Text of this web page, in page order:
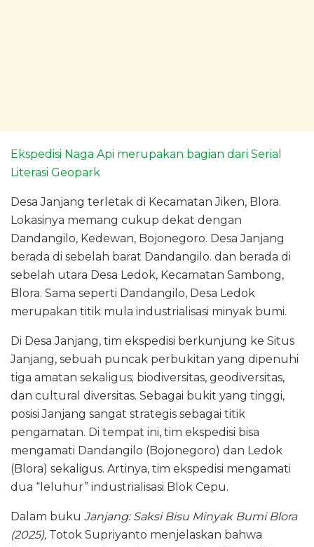
Ekspedisi Naga Api merupakan bagian dari Serial
Literasi Geopark
Desa Janjang terletak di Kecamatan Jiken, Blora.
Lokasinya memang cukup dekat dengan
Dandangilo, Kedewan, Bojonegoro. Desa Janjang
berada di sebelah barat Dandangilo. dan berada di
sebelah utara Desa Ledok, Kecamatan Sambong,
Blora. Sama seperti Dandangilo, Desa Ledok
merupakan titik mula industrialisasi minyak bumi.
Di Desa Janjang, tim ekspedisi berkunjung ke Situs
Janjang, sebuah puncak perbukitan yang dipenuhi
tiga amatan sekaligus; biodiversitas, geodiversitas,
dan cultural diversitas. Sebagai bukit yang tinggi,
posisi Janjang sangat strategis sebagai titik
pengamatan. Di tempat ini, tim ekspedisi bisa
mengamati Dandangilo (Bojonegoro) dan Ledok
(Blora) sekaligus. Artinya, tim ekspedisi mengamati
dua “leluhur” industrialisasi Blok Cepu.
Dalam buku Janjang: Saksi Bisu Minyak Bumi Blora
(2025), Totok Supriyanto menjelaskan bahwa